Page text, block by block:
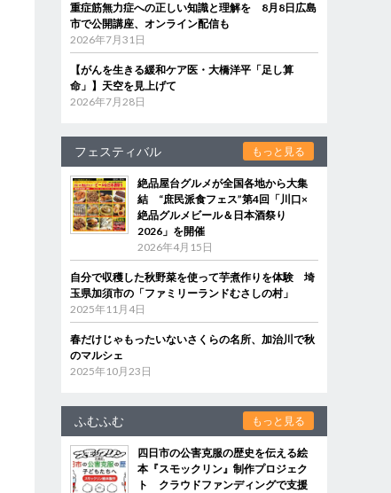
重症筋無力症への正しい知識と理解を 8月8日広島
市で公開講座、オンライン配信も
2026年7月31日
【がんを生きる緩和ケア医・大橋洋平「足し算
命」】天空を見上げて
2026年7月28日
フェスティバル もっと見る
絶品屋台グルメが全国各地から大集
結 “庶民派食フェス”第4回「川口×
絶品グルメビール＆日本酒祭り
2026」を開催
2026年4月15日
自分で収穫した秋野菜を使って芋煮作りを体験 埼
玉県加須市の「ファミリーランドむさしの村」
2025年11月4日
春だけじゃもったいないさくらの名所、加治川で秋
のマルシェ
2025年10月23日
ふむふむ もっと見る
四日市の公害克服の歴史を伝える絵
本『スモックリン』制作プロジェク
ト クラウドファンディングで支援